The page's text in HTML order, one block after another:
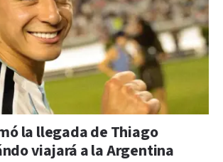
la llegada de Thiago
viajará a la Argentina